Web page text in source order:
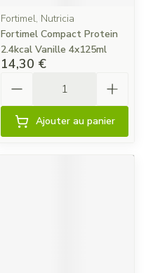
Fortimel, Nutricia
Fortimel Compact Protein
2.4kcal Vanille 4x125ml
14,30 €
Ajouter au panier